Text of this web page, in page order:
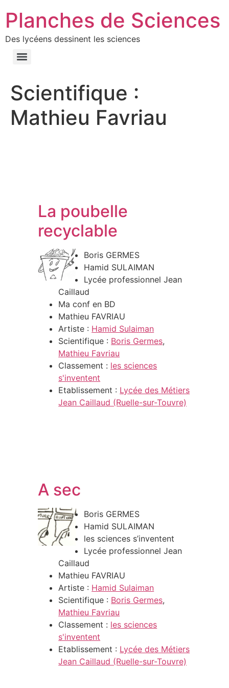
Planches de Sciences
Des lycéens dessinent les sciences
Scientifique :
Mathieu Favriau
La poubelle
recyclable
Boris GERMES
Hamid SULAIMAN
Lycée professionnel Jean
Caillaud
Ma conf en BD
Mathieu FAVRIAU
Artiste : Hamid Sulaiman
Scientifique : Boris Germes,
Mathieu Favriau
Classement : les sciences
s'inventent
Etablissement : Lycée des Métiers
Jean Caillaud (Ruelle-sur-Touvre)
A sec
Boris GERMES
Hamid SULAIMAN
les sciences s’inventent
Lycée professionnel Jean
Caillaud
Mathieu FAVRIAU
Artiste : Hamid Sulaiman
Scientifique : Boris Germes,
Mathieu Favriau
Classement : les sciences
s'inventent
Etablissement : Lycée des Métiers
Jean Caillaud (Ruelle-sur-Touvre)